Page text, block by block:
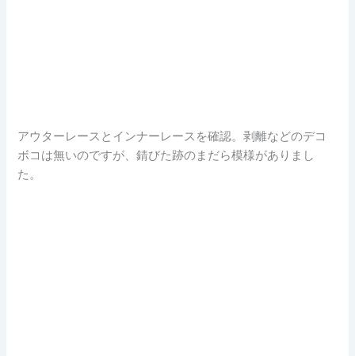
アウターレースとインナーレースを確認。剥離などのデコ
ボコは無いのですが、錆びた跡のまだら模様がありまし
た。